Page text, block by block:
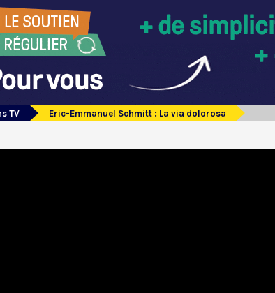
TV Eric-Emmanuel Schmitt : La via dolorosa